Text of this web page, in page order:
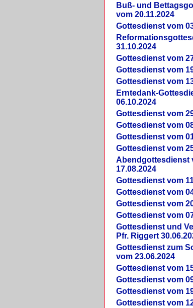
Buß- und
vom 20.11.2024
Gottesdienst vom
31.10.2024
Gottesdienst vom
Gottesdienst vom
Gottesdienst vom
Erntedank-
06.10.2024
Gottesdienst vom
Gottesdienst vom
Gottesdienst vom
Gottesdienst vom
Abendgottesdienst
17.08.2024
Gottesdienst vom
Gottesdienst vom
Gottesdienst vom
Gottesdienst vom
Gottesdienst und
Pfr. Riggert
Gottesdienst zum
vom 23.06.2024
Gottesdienst vom
Gottesdienst vom
Gottesdienst vom
Gottesdienst vom